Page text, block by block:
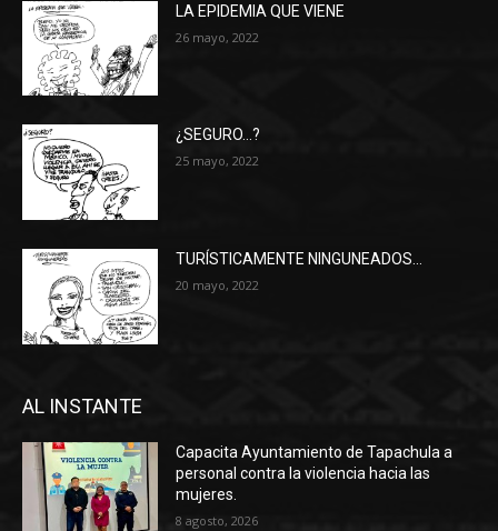
LA EPIDEMIA QUE VIENE
26 mayo, 2022
¿SEGURO…?
25 mayo, 2022
TURÍSTICAMENTE NINGUNEADOS…
20 mayo, 2022
AL INSTANTE
Capacita Ayuntamiento de Tapachula a
personal contra la violencia hacia las
mujeres.
8 agosto, 2026